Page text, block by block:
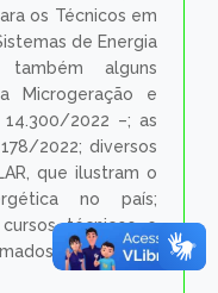
os Técnicos em
de Energia
alguns
Microgeração e
2022 –; as
2022; diversos
que ilustram o
no país;
técnicos e